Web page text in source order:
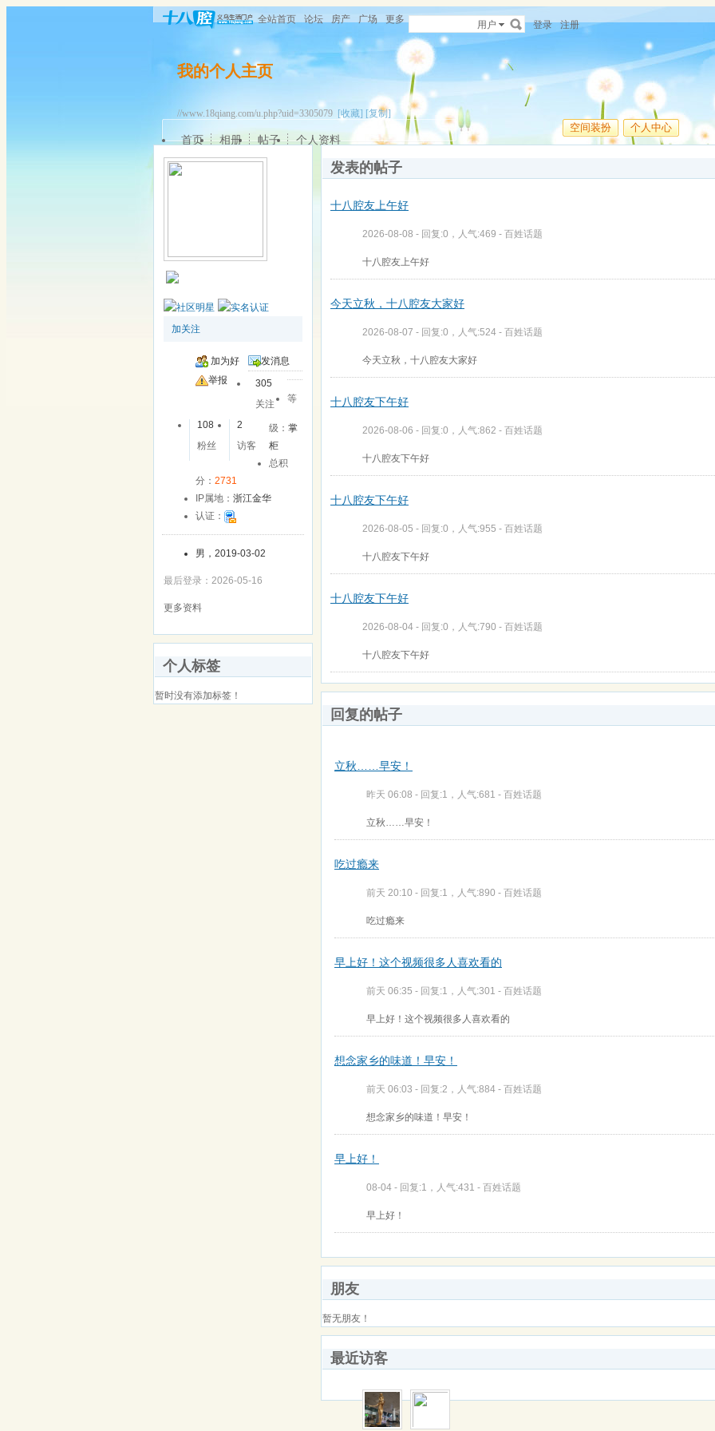
全站首页 论坛 房产 广场 更多 用户 登录 注册
我的个人主页
//www.18qiang.com/u.php?uid=3305079 [收藏] [复制]
空间装扮 个人中心
首页 相册 帖子 个人资料
加关注
加为好
友
发消息
举报
305
关注
108
粉丝
2
访客
等
级：掌
柜
总积
分： 2731
IP属地： 浙江金华
认证：
男，2019-03-02
最后登录：2026-05-16
更多资料
个人标签
暂时没有添加标签！
发表的帖子
十八腔友上午好
2026-08-08 - 回复:0，人气:469 - 百姓话题
十八腔友上午好
今天立秋，十八腔友大家好
2026-08-07 - 回复:0，人气:524 - 百姓话题
今天立秋，十八腔友大家好
十八腔友下午好
2026-08-06 - 回复:0，人气:862 - 百姓话题
十八腔友下午好
十八腔友下午好
2026-08-05 - 回复:0，人气:955 - 百姓话题
十八腔友下午好
十八腔友下午好
2026-08-04 - 回复:0，人气:790 - 百姓话题
十八腔友下午好
回复的帖子
立秋……早安！
昨天 06:08 - 回复:1，人气:681 - 百姓话题
立秋……早安！
吃过瘾来
前天 20:10 - 回复:1，人气:890 - 百姓话题
吃过瘾来
早上好！这个视频很多人喜欢看的
前天 06:35 - 回复:1，人气:301 - 百姓话题
早上好！这个视频很多人喜欢看的
想念家乡的味道！早安！
前天 06:03 - 回复:2，人气:884 - 百姓话题
想念家乡的味道！早安！
早上好！
08-04 - 回复:1，人气:431 - 百姓话题
早上好！
朋友
暂无朋友！
最近访客